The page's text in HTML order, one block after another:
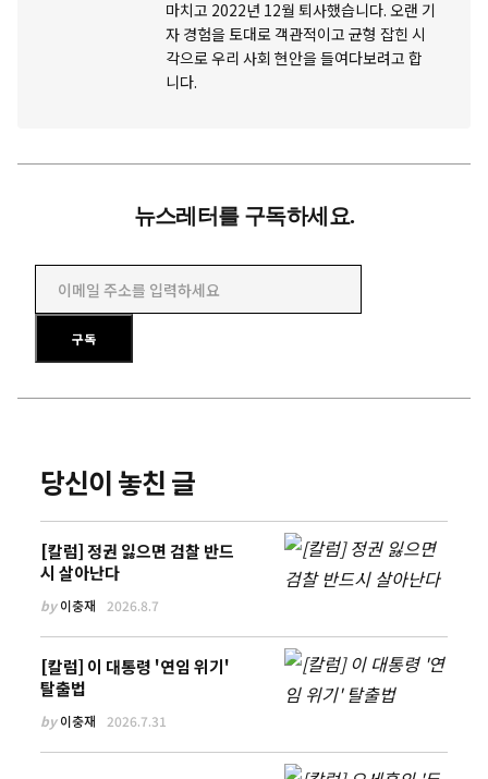
마치고 2022년 12월 퇴사했습니다. 오랜 기
자 경험을 토대로 객관적이고 균형 잡힌 시
각으로 우리 사회 현안을 들여다보려고 합
니다.
뉴스레터를 구독하세요.
이메일 주소를 입력하세요
구독
당신이 놓친 글
[칼럼] 정권 잃으면 검찰 반드
시 살아난다
by이충재 2026.8.7
[칼럼] 이 대통령 '연임 위기'
탈출법
by이충재 2026.7.31